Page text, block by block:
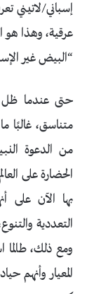
إسباني/لاتيني
عرقية، وهذا هو
“البيض غير
حتى عندما ظل
متناسق، غالبًا
من الدعوة
الحضارة على
بها الآن على
التعددية
ومع ذلك،
المعيار وأنهم